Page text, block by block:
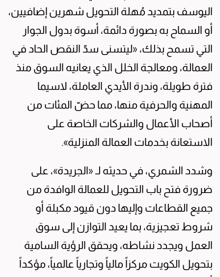
اليوسف بتمديد مُهلة التحويل شهرين إضافيين،
أو السماح به بصورة دائمة، أسوة بدول الجوار
التي تسمح بذلك، «ليتسنى سدّ النقص الحاد في
العمالة، ومعالجة الخلل الذي يعانيه السوق منذ
فترة طويلة، وندرة الأيدي العاملة، لاسيما
المهنية والحرفية منها، مما حضّ المئات من
أصحاب الأعمال والشركات الخاصة على
الاستعانة بخدمات العمالة المنزلية».
وشدد الشمري، في حديثه لـ «الجريدة»، على
ضرورة فتح باب التحويل للعمالة الوافدة من
جميع القطاعات وإليها دون قيود مكبلة أو
شروط تعجيزية، بما يعيد التوازن إلى سوق
العمل ويجدد نشاطه، ويحقق الرؤية السامية
بتحويل الكويت مركزاً مالياً وتجارياً عالمياً، مؤكداً